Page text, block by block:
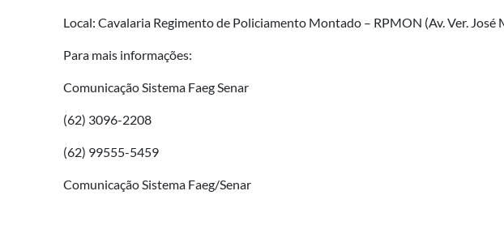
Local: Cavalaria Regimento de Policiamento Montado – RPMON (Av. Ver.
Para mais informações:
Comunicação Sistema Faeg Senar
(62) 3096-2208
(62) 99555-5459
Comunicação Sistema Faeg/Senar